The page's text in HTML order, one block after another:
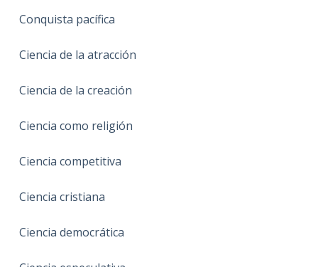
Conquista pacífica
Ciencia de la atracción
Ciencia de la creación
Ciencia como religión
Ciencia competitiva
Ciencia cristiana
Ciencia democrática